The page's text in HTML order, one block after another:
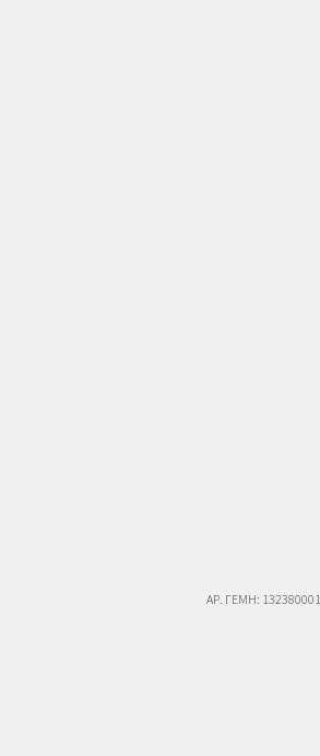
ΑΡ. ΓΕΜΗ: